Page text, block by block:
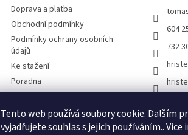
Tento web používá soubory cookie. Dalším
vyjadřujete souhlas s jejich používáním..
Doprava a platba
Obchodní podmínky
Podmínky ochrany osobních
údajů
Ke stažení
Poradna
604
732